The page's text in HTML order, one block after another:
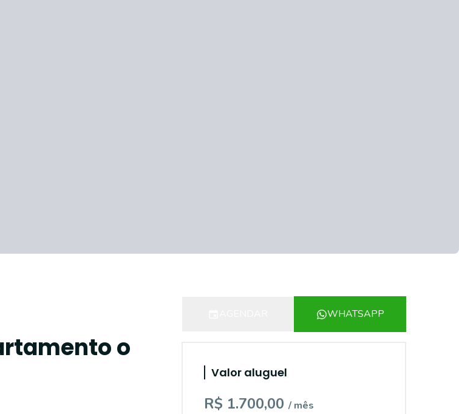
o
WHATSAPP
Valor aluguel
R$ 1.700,00 / mês